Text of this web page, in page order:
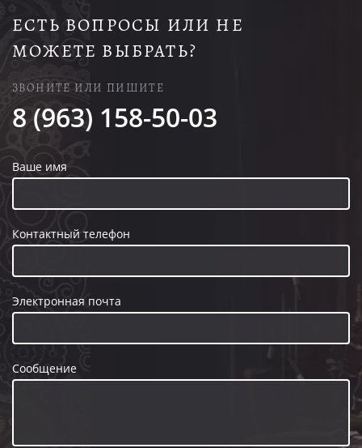
ЕСТЬ ВОПРОСЫ ИЛИ НЕ
МОЖЕТЕ ВЫБРАТЬ?
ЗВОНИТЕ ИЛИ ПИШИТЕ
8 (963) 158-50-03
Ваше имя
Контактный телефон
Электронная почта
Сообщение